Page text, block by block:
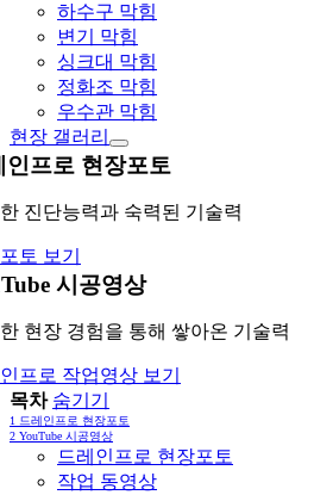
하수구 막힘
변기 막힘
싱크대 막힘
정화조 막힘
우수관 막힘
현장 갤러리
인프로 현장포토
진단능력과 숙력된 기술력
토 보기
시공영상
현장 경험을 통해 쌓아온 기술력
프로 작업영상 보기
목차 숨기기
1 드레인프로 현장포토
2 YouTube 시공영상
드레인프로 현장포토
작업 동영상